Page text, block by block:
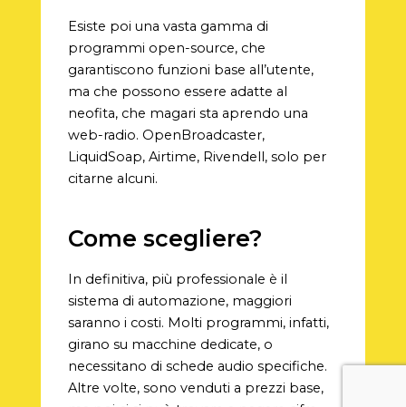
Esiste poi una vasta gamma di
programmi open-source, che
garantiscono funzioni base all’utente,
ma che possono essere adatte al
neofita, che magari sta aprendo una
web-radio. OpenBroadcaster,
LiquidSoap, Airtime, Rivendell, solo per
citarne alcuni.
Come scegliere?
In definitiva, più professionale è il
sistema di automazione, maggiori
saranno i costi. Molti programmi, infatti,
girano su macchine dedicate, o
necessitano di schede audio specifiche.
Altre volte, sono venduti a prezzi base,